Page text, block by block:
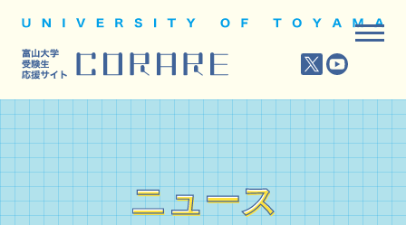
ニュース
ニュース